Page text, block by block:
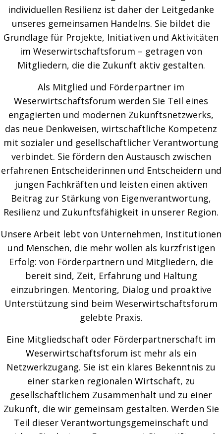
individuellen Resilienz ist daher der Leitgedanke
unseres gemeinsamen Handelns. Sie bildet die
Grundlage für Projekte, Initiativen und Aktivitäten
im Weserwirtschaftsforum – getragen von
Mitgliedern, die die Zukunft aktiv gestalten.
Als Mitglied und Förderpartner im
Weserwirtschaftsforum werden Sie Teil eines
engagierten und modernen Zukunftsnetzwerks,
das neue Denkweisen, wirtschaftliche Kompetenz
mit sozialer und gesellschaftlicher Verantwortung
verbindet. Sie fördern den Austausch zwischen
erfahrenen Entscheiderinnen und Entscheidern und
jungen Fachkräften und leisten einen aktiven
Beitrag zur Stärkung von Eigenverantwortung,
Resilienz und Zukunftsfähigkeit in unserer Region.
Unsere Arbeit lebt von Unternehmen, Institutionen
und Menschen, die mehr wollen als kurzfristigen
Erfolg: von Förderpartnern und Mitgliedern, die
bereit sind, Zeit, Erfahrung und Haltung
einzubringen. Mentoring, Dialog und proaktive
Unterstützung sind beim Weserwirtschaftsforum
gelebte Praxis.
Eine Mitgliedschaft oder Förderpartnerschaft im
Weserwirtschaftsforum ist mehr als ein
Netzwerkzugang. Sie ist ein klares Bekenntnis zu
einer starken regionalen Wirtschaft, zu
gesellschaftlichem Zusammenhalt und zu einer
Zukunft, die wir gemeinsam gestalten. Werden Sie
Teil dieser Verantwortungsgemeinschaft und